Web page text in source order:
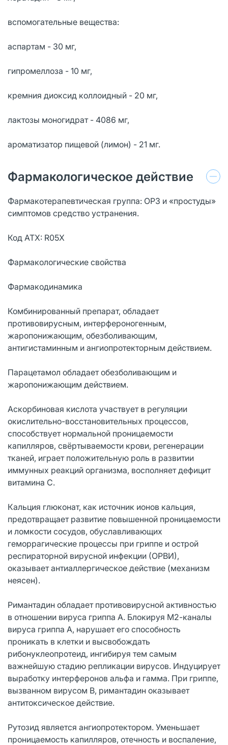
вспомогательные вещества:
аспартам - 30 мг,
гипромеллоза - 10 мг,
кремния диоксид коллоидный - 20 мг,
лактозы моногидрат - 4086 мг,
ароматизатор пищевой (лимон) - 21 мг.
Фармакологическое действие
Фармакотерапевтическая группа: ОРЗ и «простуды»
симптомов средство устранения.
Код ATX: R05X
Фармакологические свойства
Фармакодинамика
Комбинированный препарат, обладает
противовирусным, интерфероногенным,
жаропонижающим, обезболивающим,
антигистаминным и ангиопротекторным действием.
Парацетамол обладает обезболивающим и
жаропонижающим действием.
Аскорбиновая кислота участвует в регуляции
окислительно-восстановительных процессов,
способствует нормальной проницаемости
капилляров, свёртываемости крови, регенерации
тканей, играет положительную роль в развитии
иммунных реакций организма, восполняет дефицит
витамина С.
Кальция глюконат, как источник ионов кальция,
предотвращает развитие повышенной проницаемости
и ломкости сосудов, обуславливающих
геморрагические процессы при гриппе и острой
респираторной вирусной инфекции (ОРВИ),
оказывает антиаллергическое действие (механизм
неясен).
Римантадин обладает противовирусной активностью
в отношении вируса гриппа А. Блокируя М2-каналы
вируса гриппа А, нарушает его способность
проникать в клетки и высвобождать
рибонуклеопротеид, ингибируя тем самым
важнейшую стадию репликации вирусов. Индуцирует
выработку интерферонов альфа и гамма. При гриппе,
вызванном вирусом В, римантадин оказывает
антитоксическое действие.
Рутозид является ангиопротектором. Уменьшает
проницаемость капилляров, отечность и воспаление,